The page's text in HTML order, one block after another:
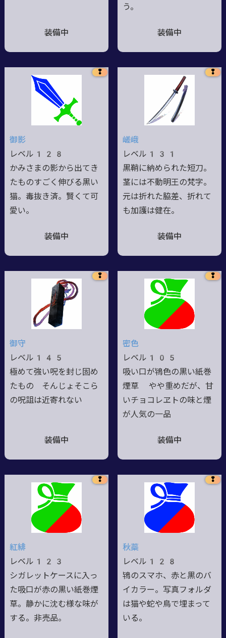
装備中
う。
装備中
❢
御影
レベル128
かみさまの影から出てき
たものすごく伸びる黒い
猫。毒抜き済。賢くて可
愛い。
装備中
❢
嵯峨
レベル131
黒鞘に納められた短刀。
茎には不動明王の梵字。
元は折れた脇差、折れて
も加護は健在。
装備中
❢
御守
レベル145
極めて強い呪を封じ固め
たもの そんじょそこら
の呪詛は近寄れない
装備中
❢
密色
レベル105
吸い口が鴇色の黒い紙巻
煙草 やや重めだが、甘
いチョコレヱトの味と煙
が人気の一品
装備中
❢
紅緋
レベル123
シガレットケースに入っ
た吸口が赤の黒い紙巻煙
草。静かに沈む様な味が
する。非売品。
❢
秋蘂
レベル128
鴇のスマホ、赤と黒のバ
イカラー。写真フォルダ
は猫や蛇や鳥で埋まって
いる。